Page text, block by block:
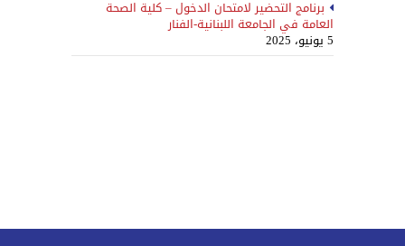
برنامج التحضير لامتحان الدخول – كلية الصحة
العامة في الجامعة اللبنانية-الفنار
5 يونيو، 2025